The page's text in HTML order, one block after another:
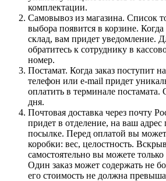
комплектации.
Самовывоз из магазина. Список
выбора появится в корзине. Когда
склад, вам придет уведомление.
обратитесь к сотруднику в
номер.
Постамат. Когда заказ поступит
телефон или e-mail придет
оплатить в терминале
дня.
Почтовая доставка через почту
придет в отделение, на ваш
посылке. Перед оплатой вы
коробки: вес, целостность.
самостоятельно вы можете только
Один заказ может содержать не
его стоимость не должна